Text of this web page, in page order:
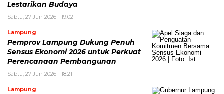
Lestarikan Budaya
Sabtu, 27 Jun 2026 - 19:02
Lampung
Pemprov Lampung Dukung Penuh
Sensus Ekonomi 2026 untuk Perkuat
Perencanaan Pembangunan
Sabtu, 27 Jun 2026 - 18:21
Lampung